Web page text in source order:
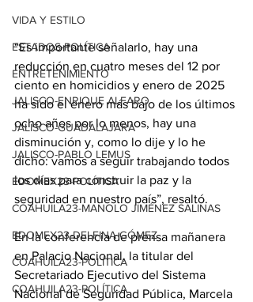
VIDA Y ESTILO
ESTADOS-POLÍTICA
ENTRETENIMIENTO
JALISCO-ENRIQUE ALFARO
JALISCO-GUADALAJARA
JALISCO-PABLO LEMUS
EDOMEX23-POLÍTICA
COAHUILA23-MANOLO JIMÉNEZ SALINAS
EDOMEX23-DELFINA GÓMEZ
COAHUILA23-POLÍTICA
COAHUILA23-POLÍTICA
“Es importante señalarlo, hay una
reducción en cuatro meses del 12 por
ciento en homicidios y enero de 2025
ha sido el enero más bajo de los últimos
ocho años por lo menos, hay una
disminución y, como lo dije y lo he
dicho: vamos a seguir trabajando todos
los días para construir la paz y la
seguridad en nuestro país”, resaltó.
En la conferencia de prensa mañanera
en Palacio Nacional, la titular del
Secretariado Ejecutivo del Sistema
Nacional de Seguridad Pública, Marcela